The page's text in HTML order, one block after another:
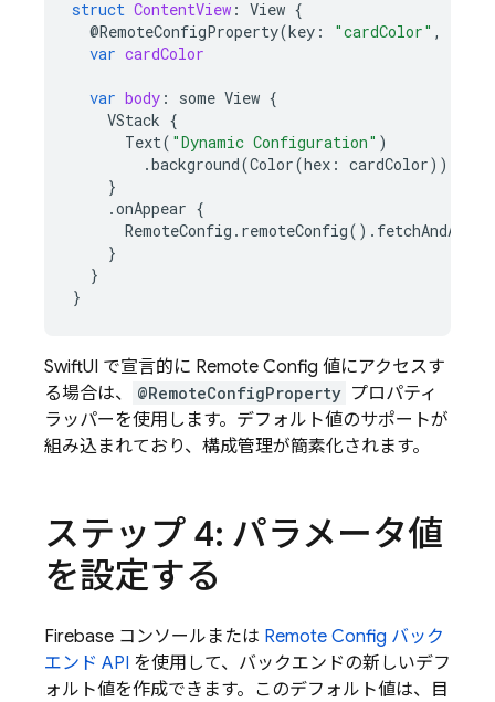
struct ContentView : View {
@RemoteConfigProperty(key : "cardColor" ,
var cardColor
var body : some View {
VStack {
Text( "Dynamic Configuration" )
.background(Color(hex : cardColor))
}
.onAppear {
RemoteConfig . remoteConfig().
}
}
}
SwiftUI で宣言的に Remote Config 値にアクセスす
る場合は、
@RemoteConfigProperty プロパティ
ラッパーを使用します。デフォルト値のサポートが
組み込まれており、構成管理が簡素化されます。
ステップ 4: パラメータ値
を設定する
Firebase コンソールまたは Remote Config バック
エンド API を使用して、バックエンドの新しいデフ
ォルト値を作成できます。このデフォルト値は、目